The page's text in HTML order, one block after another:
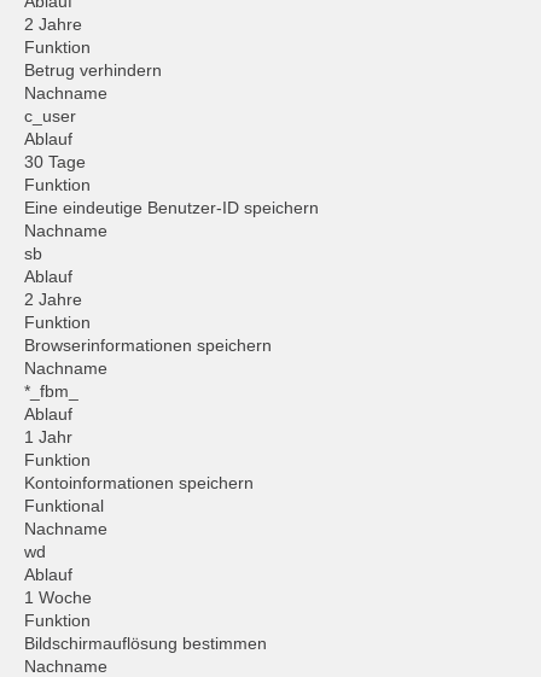
2 Jahre
Funktion
Betrug verhindern
Nachname
c_user
Ablauf
30 Tage
Funktion
Eine eindeutige Benutzer-ID speichern
Nachname
sb
Ablauf
2 Jahre
Funktion
Browserinformationen speichern
Nachname
*_fbm_
Ablauf
1 Jahr
Funktion
Kontoinformationen speichern
Funktional
Nachname
wd
Ablauf
1 Woche
Funktion
Bildschirmauflösung bestimmen
Nachname